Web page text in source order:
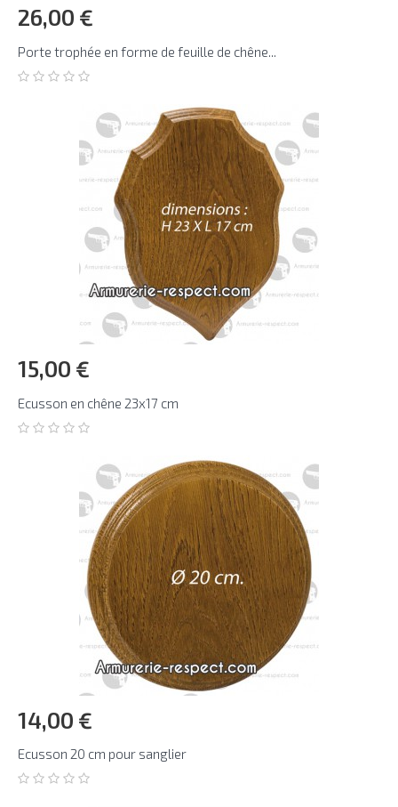
26,00 €
Porte trophée en forme de feuille de chêne...
15,00 €
Ecusson en chêne 23x17 cm
14,00 €
Ecusson 20 cm pour sanglier